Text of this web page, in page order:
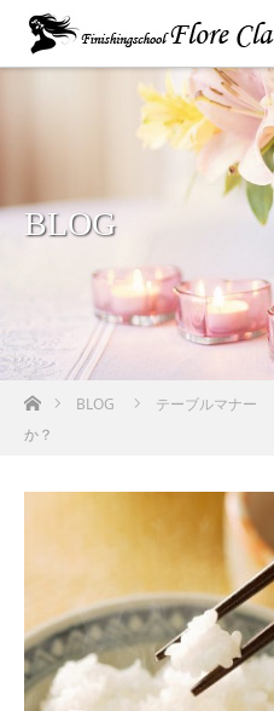
BLOG
ホームBLOG テーブルマナー
か？